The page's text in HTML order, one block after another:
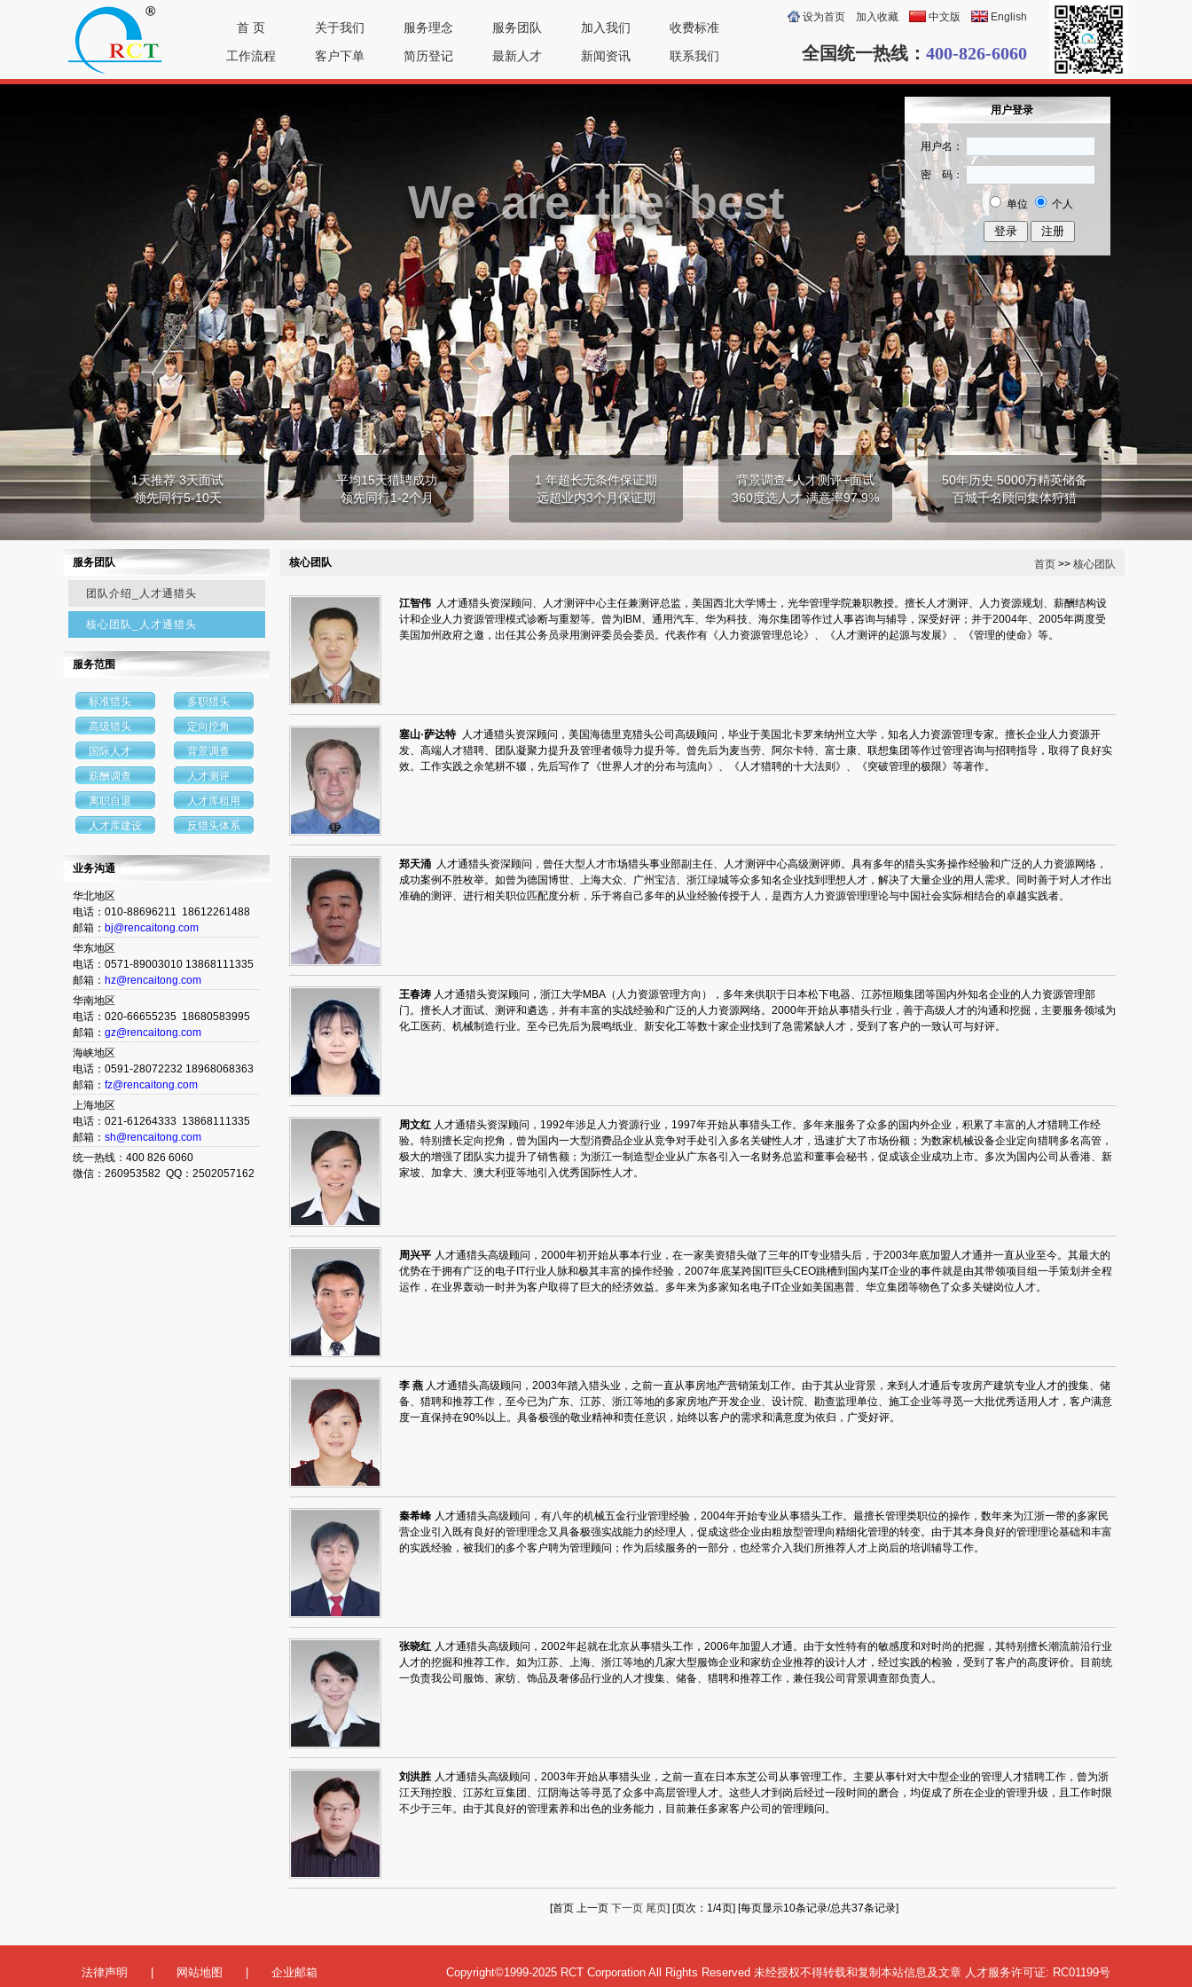
首 页 关于我们 服务理念 服务团队 加入我们
收费标准
工作流程
客户下单 简历登记 最新人才 新闻资讯 联系我们
设为首页 加入收藏 中文版 English
全国统一热线： 400-826-6060
We are the best
用户登录
用户名：
密 码：
单位 个人
1天推荐 3天面试
领先同行5-10天
平均15天猎聘成功
领先同行1-2个月
1 年超长无条件保证期
远超业内3个月保证期
背景调查+人才测评+面试
360度选人才 满意率97.9%
50年历史 5000万精英储备
百城千名顾问集体狩猎
服务团队
团队介绍_人才通猎头
核心团队_人才通猎头
服务范围
标准猎头
多职猎头
高级猎头
定向挖角
国际人才
背景调查
薪酬调查
人才测评
离职自退
人才库租用
人才库建设
反猎头体系
业务沟通
华北地区
电话：010-88696211 18612261488
邮箱： bj@rencaitong.com
华东地区
电话：0571-89003010 13868111335
邮箱： hz@rencaitong.com
华南地区
电话：020-66655235 18680583995
邮箱： gz@rencaitong.com
海峡地区
电话：0591-28072232 18968068363
邮箱： fz@rencaitong.com
上海地区
电话：021-61264333 13868111335
邮箱： sh@rencaitong.com
统一热线：400 826 6060
微信：260953582 QQ：2502057162
首页 >> 核心团队
核心团队
江智伟 人才通猎头资深顾问、人才测评中心主任兼测评总监，美国西北大学博士，光华管理学院兼职教授。擅长人才测评、人力资源规划、薪酬结构设
计和企业人力资源管理模式诊断与重塑等。曾为IBM、通用汽车、华为科技、海尔集团等作过人事咨询与辅导，深受好评；并于2004年、2005年两度受
美国加州政府之邀，出任其公务员录用测评委员会委员。代表作有《人力资源管理总论》、《人才测评的起源与发展》、《管理的使命》等。
塞山·萨达特
人才通猎头资深顾问，美国海德里克猎头公司高级顾问，毕业于美国北卡罗来纳州立大学，知名人力资源管理专家。擅长企业人力资源开
发、高端人才猎聘、团队凝聚力提升及管理者领导力提升等。曾先后为麦当劳、阿尔卡特、富士康、联想集团等作过管理咨询与招聘指导，取得了良好实
效。工作实践之余笔耕不辍，先后写作了《世界人才的分布与流向》、《人才猎聘的十大法则》、《突破管理的极限》等著作。
郑天涌 人才通猎头资深顾问，曾任大型人才市场猎头事业部副主任、人才测评中心高级测评师。具有多年的猎头实务操作经验和广泛的人力资源网络，
成功案例不胜枚举。如曾为德国博世、上海大众、广州宝洁、浙江绿城等众多知名企业找到理想人才，解决了大量企业的用人需求。同时善于对人才作出
准确的测评、进行相关职位匹配度分析，乐于将自己多年的从业经验传授于人，是西方人力资源管理理论与中国社会实际相结合的卓越实践者。
王春涛 人才通猎头资深顾问，浙江大学MBA（人力资源管理方向），多年来供职于日本松下电器、江苏恒顺集团等国内外知名企业的人力资源管理部
门。擅长人才面试、测评和遴选，并有丰富的实战经验和广泛的人力资源网络。2000年开始从事猎头行业，善于高级人才的沟通和挖掘，主要服务领域为
化工医药、机械制造行业。至今已先后为晨鸣纸业、新安化工等数十家企业找到了急需紧缺人才，受到了客户的一致认可与好评。
周文红 人才通猎头资深顾问，1992年涉足人力资源行业，1997年开始从事猎头工作。多年来服务了众多的国内外企业，积累了丰富的人才猎聘工作经
验。特别擅长定向挖角，曾为国内一大型消费品企业从竞争对手处引入多名关键性人才，迅速扩大了市场份额；为数家机械设备企业定向猎聘多名高管，
极大的增强了团队实力提升了销售额；为浙江一制造型企业从广东各引入一名财务总监和董事会秘书，促成该企业成功上市。多次为国内公司从香港、新
家坡、加拿大、澳大利亚等地引入优秀国际性人才。
周兴平 人才通猎头高级顾问，2000年初开始从事本行业，在一家美资猎头做了三年的IT专业猎头后，于2003年底加盟人才通并一直从业至今。其最大的
优势在于拥有广泛的电子IT行业人脉和极其丰富的操作经验，2007年底某跨国IT巨头CEO跳槽到国内某IT企业的事件就是由其带领项目组一手策划并全程
运作，在业界轰动一时并为客户取得了巨大的经济效益。多年来为多家知名电子IT企业如美国惠普、华立集团等物色了众多关键岗位人才。
李 燕 人才通猎头高级顾问，2003年踏入猎头业，之前一直从事房地产营销策划工作。由于其从业背景，来到人才通后专攻房产建筑专业人才的搜集、储
备、猎聘和推荐工作，至今已为广东、江苏、浙江等地的多家房地产开发企业、设计院、勘查监理单位、施工企业等寻觅一大批优秀适用人才，客户满意
度一直保持在90%以上。具备极强的敬业精神和责任意识，始终以客户的需求和满意度为依归，广受好评。
秦希峰 人才通猎头高级顾问，有八年的机械五金行业管理经验，2004年开始专业从事猎头工作。最擅长管理类职位的操作，数年来为江浙一带的多家民
营企业引入既有良好的管理理念又具备极强实战能力的经理人，促成这些企业由粗放型管理向精细化管理的转变。由于其本身良好的管理理论基础和丰富
的实践经验，被我们的多个客户聘为管理顾问；作为后续服务的一部分，也经常介入我们所推荐人才上岗后的培训辅导工作。
张晓红 人才通猎头高级顾问，2002年起就在北京从事猎头工作，2006年加盟人才通。由于女性特有的敏感度和对时尚的把握，其特别擅长潮流前沿行业
人才的挖掘和推荐工作。如为江苏、上海、浙江等地的几家大型服饰企业和家纺企业推荐的设计人才，经过实践的检验，受到了客户的高度评价。目前统
一负责我公司服饰、家纺、饰品及奢侈品行业的人才搜集、储备、猎聘和推荐工作，兼任我公司背景调查部负责人。
刘洪胜 人才通猎头高级顾问，2003年开始从事猎头业，之前一直在日本东芝公司从事管理工作。主要从事针对大中型企业的管理人才猎聘工作，曾为浙
江天翔控股、江苏红豆集团、江阴海达等寻觅了众多中高层管理人才。这些人才到岗后经过一段时间的磨合，均促成了所在企业的管理升级，且工作时限
不少于三年。由于其良好的管理素养和出色的业务能力，目前兼任多家客户公司的管理顾问。
[首页 上一页 下一页 尾页] [页次：1/4页] [每页显示10条记录/总共37条记录]
Copyright©1999-2025 RCT Corporation All Rights Reserved 未经授权不得转载和复制本站信息及文章 人才服务许可证: RC01199号
法律声明 网站地图 企业邮箱